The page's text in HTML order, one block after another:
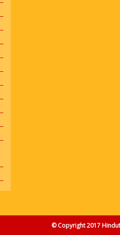
© Copyright 2017